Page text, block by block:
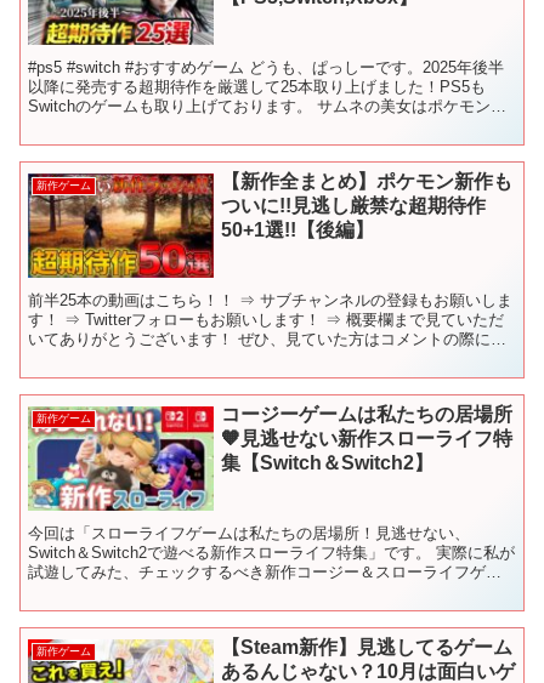
#ps5 #switch #おすすめゲーム どうも、ぱっしーです。2025年後半
以降に発売する超期待作を厳選して25本取り上げました！PS5も
Switchのゲームも取り上げております。 サムネの美女はポケモンで
新作ゲーム
【新作全まとめ】ポケモン新作も
ついに!!見逃し厳禁な超期待作
50+1選!!【後編】
前半25本の動画はこちら！！ ⇒ サブチャンネルの登録もお願いしま
す！ ⇒ Twitterフォローもお願いします！ ⇒ 概要欄まで見ていただ
いてありがとうございます！ ぜひ、見ていた方はコメントの際に
新作ゲーム
コージーゲームは私たちの居場所
🧡見逃せない新作スローライフ特
集【Switch＆Switch2】
今回は「スローライフゲームは私たちの居場所！見逃せない、
Switch＆Switch2で遊べる新作スローライフ特集」です。 実際に私が
試遊してみた、チェックするべき新作コージー＆スローライフゲー
新作ゲーム
【Steam新作】見逃してるゲーム
あるんじゃない？10月は面白いゲ